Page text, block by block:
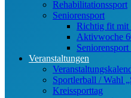
Rehabilitationssport
Seniorensport
Richtig fit mit
Aktivwoche
Veranstaltungen
Sportlerball / Wahl
Kreissporttag